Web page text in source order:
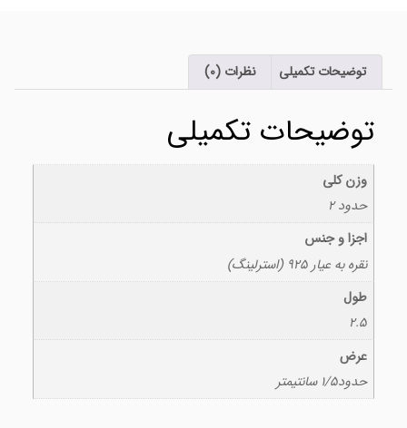
توضیحات تکمیلی نظرات (0)
توضیحات تکمیلی
وزن کلی
حدود 2
اجزا و جنس
نقره به عیار 925 (استرلینگ)
طول
2.5
عرض
حدود1/5 سانتیمتر